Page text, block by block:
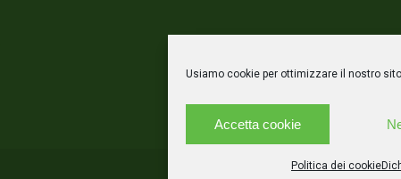
Usiamo cookie per ottimizzare il nostro
Accetta cookie
Politica dei cookie